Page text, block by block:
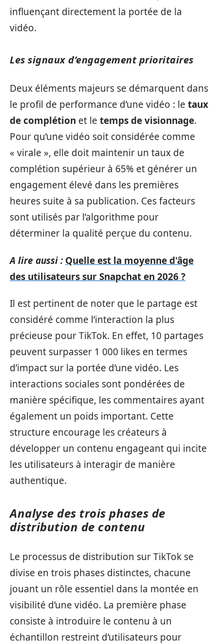
influençant directement la portée de la
vidéo.
Les signaux d’engagement prioritaires
Deux éléments majeurs se démarquent dans
le profil de performance d’une vidéo : le taux
de complétion et le temps de visionnage.
Pour qu’une vidéo soit considérée comme
« virale », elle doit maintenir un taux de
complétion supérieur à 65% et générer un
engagement élevé dans les premières
heures suite à sa publication. Ces facteurs
sont utilisés par l’algorithme pour
déterminer la qualité perçue du contenu.
A lire aussi : Quelle est la moyenne d'âge
des utilisateurs sur Snapchat en 2026 ?
Il est pertinent de noter que le partage est
considéré comme l’interaction la plus
précieuse pour TikTok. En effet, 10 partages
peuvent surpasser 1 000 likes en termes
d’impact sur la portée d’une vidéo. Les
interactions sociales sont pondérées de
manière spécifique, les commentaires ayant
également un poids important. Cette
structure encourage les créateurs à
développer un contenu engageant qui incite
les utilisateurs à interagir de manière
authentique.
Analyse des trois phases de
distribution de contenu
Le processus de distribution sur TikTok se
divise en trois phases distinctes, chacune
jouant un rôle essentiel dans la montée en
visibilité d’une vidéo. La première phase
consiste à introduire le contenu à un
échantillon restreint d’utilisateurs pour